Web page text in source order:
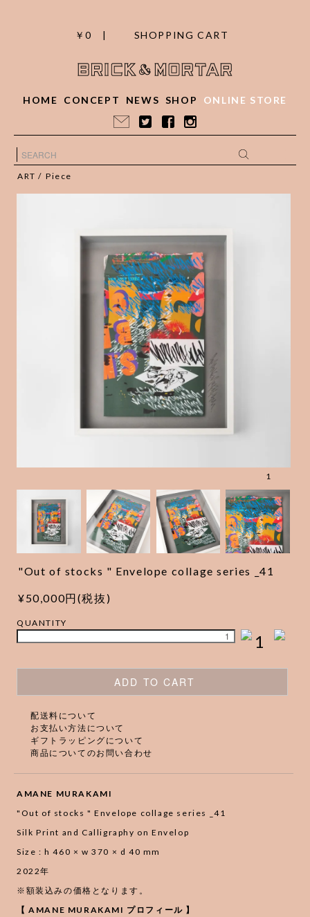
￥0 | SHOPPING CART
HOME CONCEPT NEWS SHOP ONLINE STORE
ART / Piece
1
"Out of stocks " Envelope collage series _41
¥50,000円(税抜)
QUANTITY
1
ADD TO CART
配送料について
お支払い方法について
ギフトラッピングについて
商品についてのお問い合わせ
AMANE MURAKAMI
"Out of stocks " Envelope collage series _41
Silk Print and Calligraphy on Envelop
Size : h 460 × w 370 × d 40 mm
2022年
※額装込みの価格となります。
【 AMANE MURAKAMI プロフィール 】